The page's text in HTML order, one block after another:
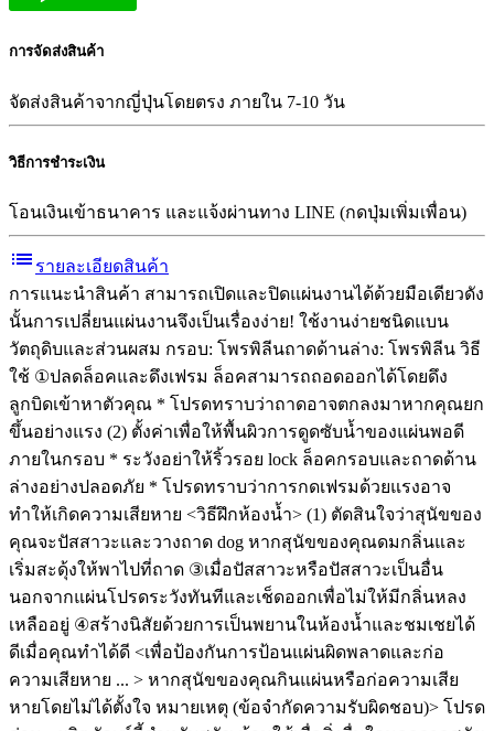
การจัดส่งสินค้า
จัดส่งสินค้าจากญี่ปุ่นโดยตรง ภายใน 7-10 วัน
วิธีการชำระเงิน
โอนเงินเข้าธนาคาร และแจ้งผ่านทาง LINE (กดปุ่มเพิ่มเพื่อน)
list รายละเอียดสินค้า
การแนะนำสินค้า สามารถเปิดและปิดแผ่นงานได้ด้วยมือเดียวดัง
นั้นการเปลี่ยนแผ่นงานจึงเป็นเรื่องง่าย! ใช้งานง่ายชนิดแบน
วัตถุดิบและส่วนผสม กรอบ: โพรพิลีนถาดด้านล่าง: โพรพิลีน วิธี
ใช้ ①ปลดล็อคและดึงเฟรม ล็อคสามารถถอดออกได้โดยดึง
ลูกบิดเข้าหาตัวคุณ * โปรดทราบว่าถาดอาจตกลงมาหากคุณยก
ขึ้นอย่างแรง (2) ตั้งค่าเพื่อให้พื้นผิวการดูดซับน้ำของแผ่นพอดี
ภายในกรอบ * ระวังอย่าให้ริ้วรอย lock ล็อคกรอบและถาดด้าน
ล่างอย่างปลอดภัย * โปรดทราบว่าการกดเฟรมด้วยแรงอาจ
ทำให้เกิดความเสียหาย <วิธีฝึกห้องน้ำ> (1) ตัดสินใจว่าสุนัขของ
คุณจะปัสสาวะและวางถาด dog หากสุนัขของคุณดมกลิ่นและ
เริ่มสะดุ้งให้พาไปที่ถาด ③เมื่อปัสสาวะหรือปัสสาวะเป็นอื่น
นอกจากแผ่นโปรดระวังทันทีและเช็ดออกเพื่อไม่ให้มีกลิ่นหลง
เหลืออยู่ ④สร้างนิสัยด้วยการเป็นพยานในห้องน้ำและชมเชยได้
ดีเมื่อคุณทำได้ดี <เพื่อป้องกันการป้อนแผ่นผิดพลาดและก่อ
ความเสียหาย ... > หากสุนัขของคุณกินแผ่นหรือก่อความเสีย
หายโดยไม่ได้ตั้งใจ หมายเหตุ (ข้อจำกัดความรับผิดชอบ)> โปรด